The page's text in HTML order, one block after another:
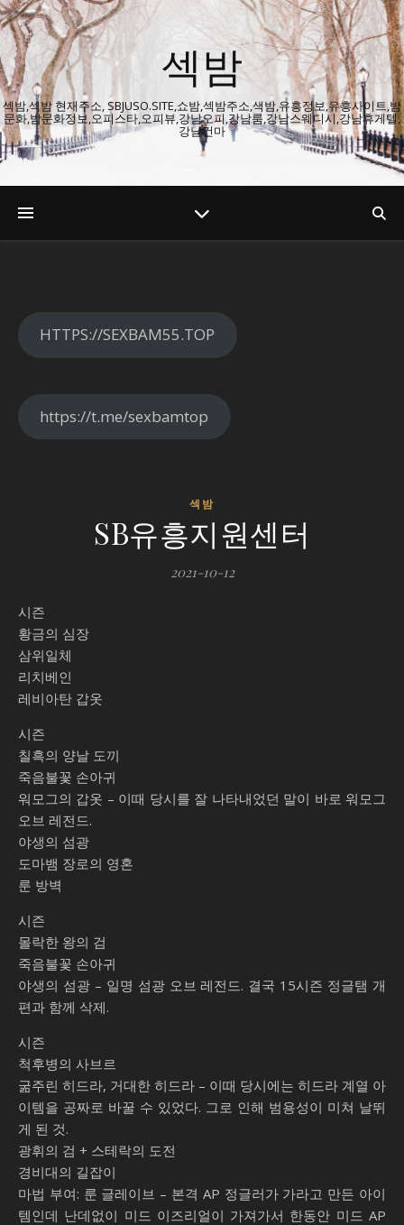
섹밤
섹밤,섹밤 현재주소, SBJUSO.SITE,쇼밤,섹밤주소,색밤,유흥정보,유흥사이트,밤
문화,밤문화정보,오피스타,오피뷰,강남오피,강남룸,강남스웨디시,강남휴게텔,
강남건마
HTTPS://SEXBAM55.TOP
https://t.me/sexbamtop
섹밤
SB유흥지원센터
2021-10-12
시즌
황금의 심장
삼위일체
리치베인
레비아탄 갑옷
시즌
칠흑의 양날 도끼
죽음불꽃 손아귀
워모그의 갑옷 – 이때 당시를 잘 나타내었던 말이 바로 워모그
오브 레전드.
야생의 섬광
도마뱀 장로의 영혼
룬 방벽
시즌
몰락한 왕의 검
죽음불꽃 손아귀
야생의 섬광 – 일명 섬광 오브 레전드. 결국 15시즌 정글탬 개
편과 함께 삭제.
시즌
척후병의 사브르
굶주린 히드라, 거대한 히드라 – 이때 당시에는 히드라 계열 아
이템을 공짜로 바꿀 수 있었다. 그로 인해 범용성이 미쳐 날뛰
게 된 것.
광휘의 검 + 스테락의 도전
경비대의 길잡이
마법 부여: 룬 글레이브 – 본격 AP 정글러가 가라고 만든 아이
템인데 난데없이 미드 이즈리얼이 가져가서 한동안 미드 AP